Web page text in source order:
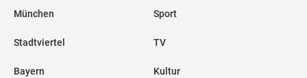
München
Stadtviertel
Bayern
Sport
TV
Kultur